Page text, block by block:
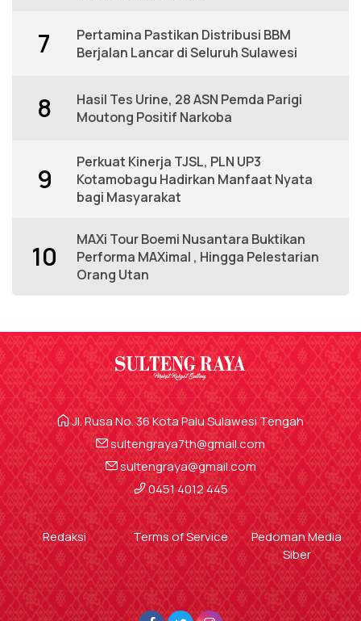
7
Pertamina Pastikan Distribusi BBM
Berjalan Lancar di Seluruh Sulawesi
8
Hasil Tes Urine, 28 ASN Pemda Parigi
Moutong Positif Narkoba
9
Perkuat Kinerja TJSL, PLN UP3
Kotamobagu Hadirkan Manfaat Nyata
bagi Masyarakat
10
MAXi Tour Boemi Nusantara Buktikan
Performa MAXimal , Hingga Pelestarian
Orang Utan
Jl. Rusa No. 36 Kota Palu Sulawesi Tengah
sultengraya7th@gmail.com
sultengraya@gmail.com
0451 4012 445
Redaksi Terms of Service
Pedoman Media
Siber